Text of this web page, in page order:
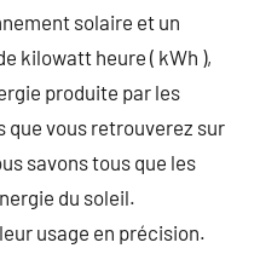
solaire et un
kilowatt heure ( kWh ),
produite par les
que vous retrouverez sur
savons tous que les
du soleil.
usage en précision.